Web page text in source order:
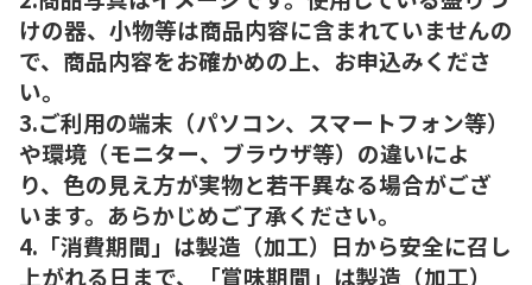
けの器、小物等は商品内容に含まれていませんの
で、商品内容をお確かめの上、お申込みくださ
い。
3.ご利用の端末（パソコン、スマートフォン等）
や環境（モニター、ブラウザ等）の違いによ
り、色の見え方が実物と若干異なる場合がござ
います。あらかじめご了承ください。
4.「消費期間」は製造（加工）日から安全に召し
上がれる日まで、「賞味期間」は製造（加工）